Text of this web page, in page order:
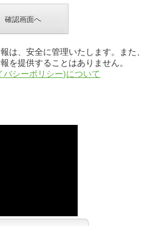
は、安全に管理いたします。また、
を提供することはありません。
シーポリシー)について